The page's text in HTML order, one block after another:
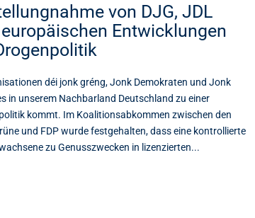
von DJG, JDL
Entwicklungen
déi jonk gréng, Jonk Demokraten und Jonk
in unserem Nachbarland Deutschland zu einer
kommt. Im Koalitionsabkommen zwischen den
und FDP wurde festgehalten, dass eine kontrollierte
zu Genusszwecken in lizenzierten...